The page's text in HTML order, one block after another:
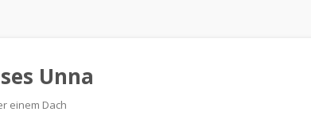
Unna
einem Dach